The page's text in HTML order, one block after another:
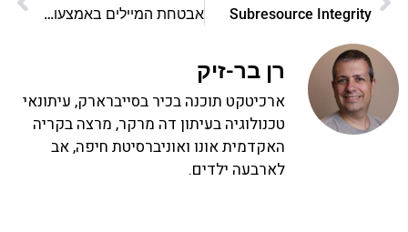
Subresource Integrity אבטחת המיילים באמצעות SPF
רן בר-זיק
ארכיטקט תוכנה בכיר בסייברארק, עיתונאי
טכנולוגיה בעיתון דה מרקר, מרצה בקריה
האקדמית אונו ואוניברסיטת חיפה, אב
לארבעה ילדים.